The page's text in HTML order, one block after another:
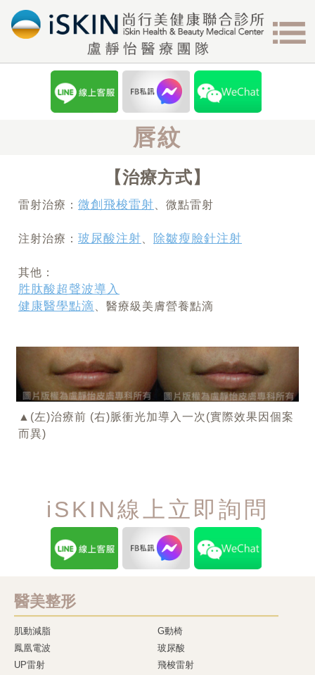
唇紋
治療方式
雷射治療： 微創飛梭雷射 、微點雷射
注射治療： 玻尿酸注射 除皺瘦臉針注射
其他：
胜肽酸超聲波導入
健康醫學點滴
、醫療級美膚營養點滴
▲(左)治療前 (右)脈衝光加導入一次(實際效果因個案
而異)
iSKIN線上立即詢問
醫美整形
肌動減脂
G動椅
鳳凰電波
玻尿酸
UP雷射
飛梭雷射